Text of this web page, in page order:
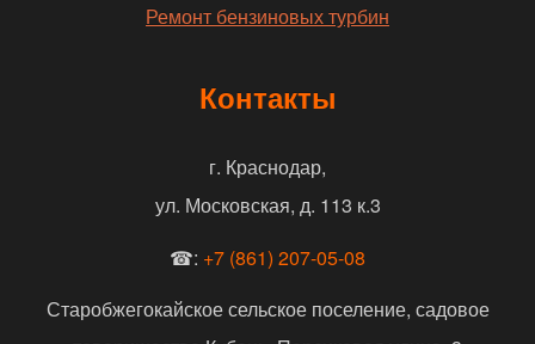
Ремонт бензиновых турбин
Контакты
г. Краснодар,
ул. Московская, д. 113 к.3
☎: +7 (861) 207-05-08
Старобжегокайское сельское поселение, садовое